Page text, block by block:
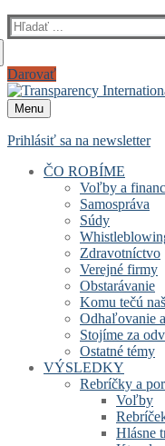
Hľadať:
Darovať
Menu
Prihlásiť sa na newsletter
ČO ROBÍME
Voľby a
Samospráva
Súdy
Zdravotníctvo
Verejné firmy
Obstarávanie
Komu tečú
Odhaľovanie
Stojíme za
Ostatné témy
VÝSLEDKY
Rebríčky a
Voľby
Hlásne